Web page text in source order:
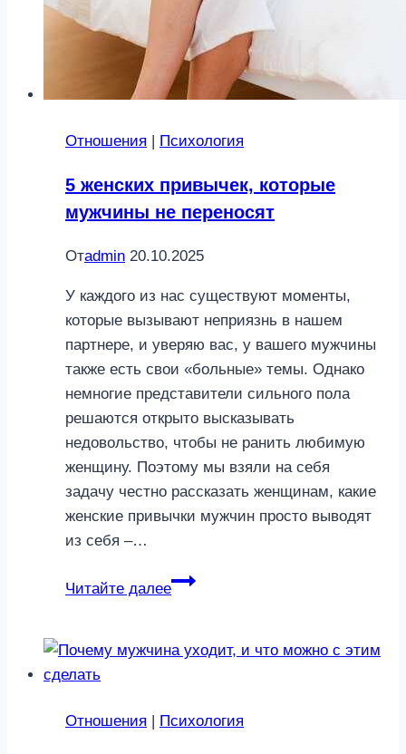
Отношения Психология
5 женских привычек, которые
мужчины не переносят
Отadmin 20.10.2025
У каждого из нас существуют моменты,
которые вызывают неприязнь в нашем
партнере, и уверяю вас, у вашего мужчины
также есть свои «больные» темы. Однако
немногие представители сильного пола
решаются открыто высказывать
недовольство, чтобы не ранить любимую
женщину. Поэтому мы взяли на себя
задачу честно рассказать женщинам, какие
женские привычки мужчин просто выводят
из себя –…
Читайте далее
5
которые
переносят
Отношения Психология